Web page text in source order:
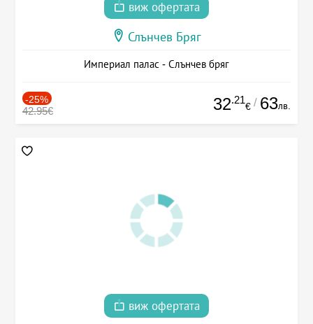
виж офертата
Слънчев Бряг
Империал палас - Слънчев бряг
-25%
42.95€ 32.21
€ / 63лв.
виж офертата